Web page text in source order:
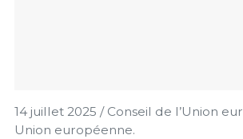
14 juillet 2025 / Conseil de l’Union
Union européenne.